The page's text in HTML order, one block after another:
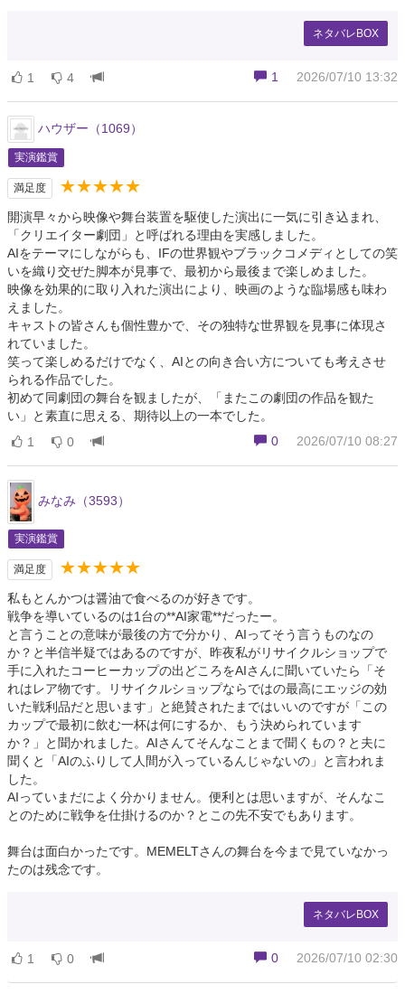
ネタバレBOX
1 2026/07/10 13:32
1 4
ハウザー（1069）
実演鑑賞
満足度 ★★★★★
開演早々から映像や舞台装置を駆使した演出に一気に引き込まれ、
「クリエイター劇団」と呼ばれる理由を実感しました。
AIをテーマにしながらも、IFの世界観やブラックコメディとしての笑
いを織り交ぜた脚本が見事で、最初から最後まで楽しめました。
映像を効果的に取り入れた演出により、映画のような臨場感も味わ
えました。
キャストの皆さんも個性豊かで、その独特な世界観を見事に体現さ
れていました。
笑って楽しめるだけでなく、AIとの向き合い方についても考えさせ
られる作品でした。
初めて同劇団の舞台を観ましたが、「またこの劇団の作品を観た
い」と素直に思える、期待以上の一本でした。
0
2026/07/10 08:27
1 0
みなみ（3593）
実演鑑賞
満足度 ★★★★★
私もとんかつは醤油で食べるのが好きです。
戦争を導いているのは1台の**AI家電**だったー。
と言うことの意味が最後の方で分かり、AIってそう言うものなの
か？と半信半疑ではあるのですが、昨夜私がリサイクルショップで
手に入れたコーヒーカップの出どころをAIさんに聞いていたら「そ
れはレア物です。リサイクルショップならではの最高にエッジの効
いた戦利品だと思います」と絶賛されたまではいいのですが「この
カップで最初に飲む一杯は何にするか、もう決められています
か？」と聞かれました。AIさんてそんなことまで聞くもの？と夫に
聞くと「AIのふりして人間が入っているんじゃないの」と言われま
した。
AIっていまだによく分かりません。便利とは思いますが、そんなこ
とのために戦争を仕掛けるのか？とこの先不安でもあります。
舞台は面白かったです。MEMELTさんの舞台を今まで見ていなかっ
たのは残念です。
ネタバレBOX
0 2026/07/10 02:30
1 0